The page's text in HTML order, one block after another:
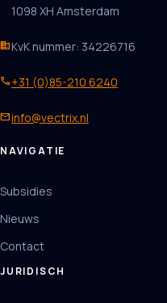
1098 XH Amsterdam
businessKvK nummer: 34226716
phone+31 (0)85-210 6240
mailinfo@vectrix.nl
NAVIGATIE
Subsidies
Nieuws
Contact
JURIDISCH